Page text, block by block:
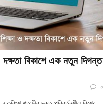
ও দক্ষতা বিকাশে এক নতুন দিগন্ত
০